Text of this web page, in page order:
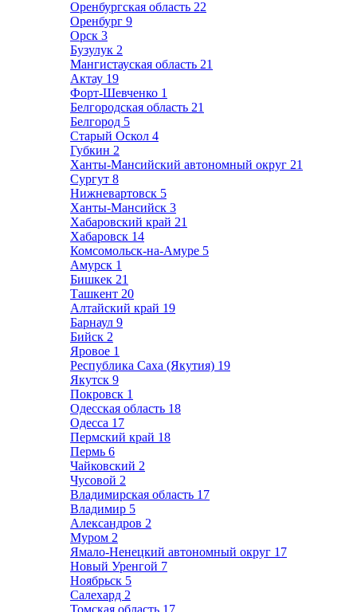
Оренбургская область 22
Оренбург 9
Орск 3
Бузулук 2
Мангистауская область 21
Актау 19
Форт-Шевченко 1
Белгородская область 21
Белгород 5
Старый Оскол 4
Губкин 2
Ханты-Мансийский автономный округ 21
Сургут 8
Нижневартовск 5
Ханты-Мансийск 3
Хабаровский край 21
Хабаровск 14
Комсомольск-на-Амуре 5
Амурск 1
Бишкек 21
Ташкент 20
Алтайский край 19
Барнаул 9
Бийск 2
Яровое 1
Республика Саха (Якутия) 19
Якутск 9
Покровск 1
Одесская область 18
Одесса 17
Пермский край 18
Пермь 6
Чайковский 2
Чусовой 2
Владимирская область 17
Владимир 5
Александров 2
Муром 2
Ямало-Ненецкий автономный округ 17
Новый Уренгой 7
Ноябрьск 5
Салехард 2
Томская область 17